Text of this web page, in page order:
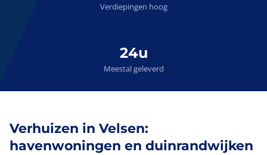
Verdiepingen hoog
24u
Meestal geleverd
Verhuizen in Velsen:
havenwoningen en duinrandwijken